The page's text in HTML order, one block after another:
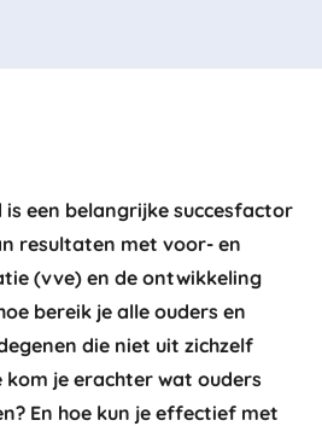
een belangrijke succesfactor
resultaten met voor- en
(vve) en de ontwikkeling
bereik je alle ouders en
die niet uit zichzelf
kom je erachter wat ouders
En hoe kun je effectief met